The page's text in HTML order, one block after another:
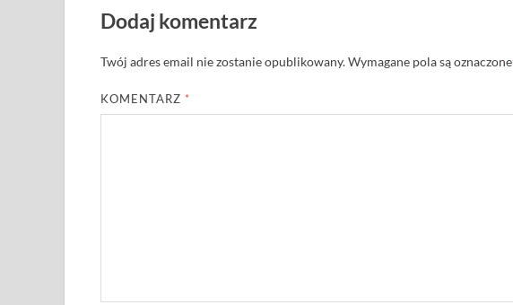
Dodaj komentarz
Twój adres email nie zostanie opublikowany.Wymagane pola są oznaczone
KOMENTARZ *